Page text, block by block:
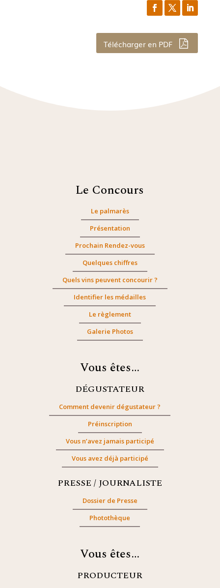
Télécharger en PDF
Le Concours
Le palmarès
Présentation
Prochain Rendez-vous
Quelques chiffres
Quels vins peuvent concourir ?
Identifier les médailles
Le règlement
Galerie Photos
Vous êtes…
DÉGUSTATEUR
Comment devenir dégustateur ?
Préinscription
Vous n’avez jamais participé
Vous avez déjà participé
PRESSE / JOURNALISTE
Dossier de Presse
Photothèque
Vous êtes…
PRODUCTEUR